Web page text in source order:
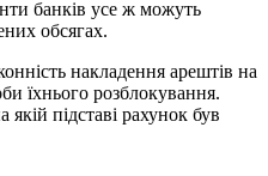
банків усе ж можуть
обсягах.
накладення арештів на
їхнього розблокування.
якій підставі рахунок був